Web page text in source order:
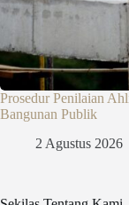
Prosedur Penilaian
Bangunan Publik
2 Agustus 2026